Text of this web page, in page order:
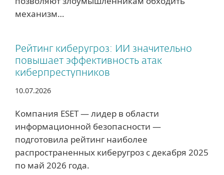
механизм…
Рейтинг киберугроз: ИИ значительно
повышает эффективность атак
киберпреступников
10.07.2026
Компания ESET — лидер в области
информационной безопасности —
подготовила рейтинг наиболее
распространенных киберугроз с декабря 2025
по май 2026 года.